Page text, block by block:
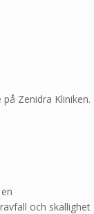
Zenidra Kliniken.
och skallighet